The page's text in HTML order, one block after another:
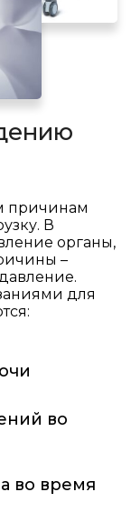
причинам
В
органы,
–
для
во
во время